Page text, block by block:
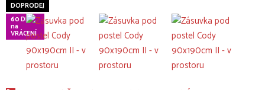
DOPRODEJ
60 DNÍ
na
VRÁCENÍ